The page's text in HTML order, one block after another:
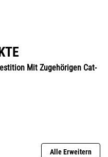
Mit Zugehörigen Cat-
Alle Erweitern